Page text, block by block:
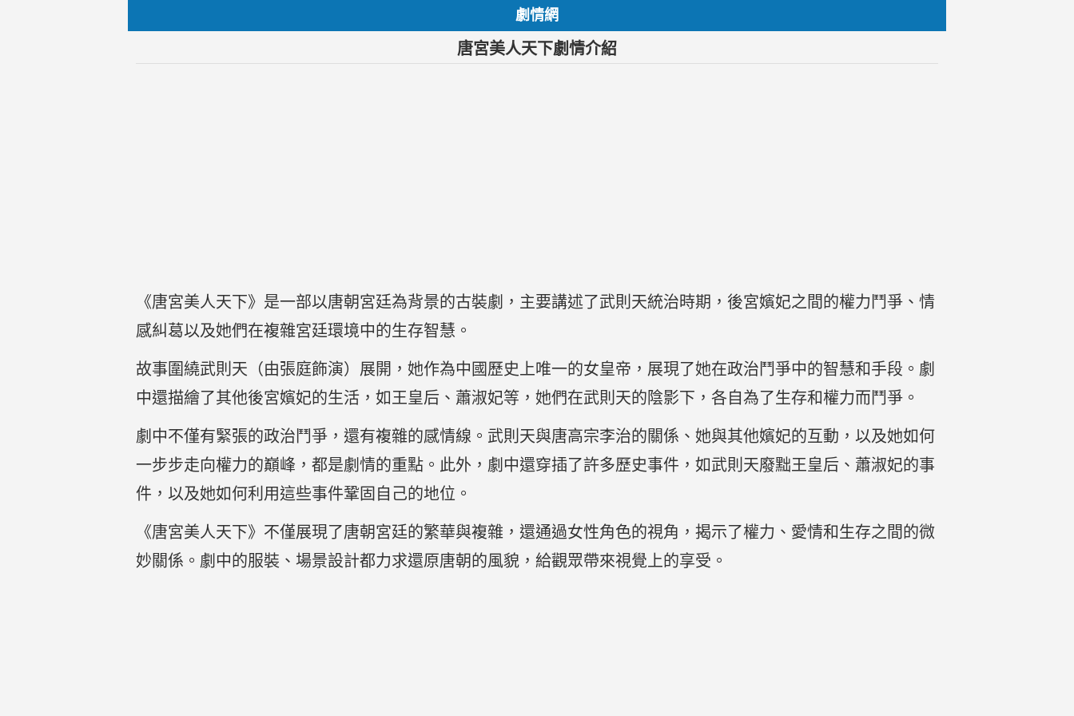
劇情網
唐宮美人天下劇情介紹
《唐宮美人天下》是一部以唐朝宮廷為背景的古裝劇，主要講述了武則天統治時期，後宮嬪妃之間的權力鬥爭、情
感糾葛以及她們在複雜宮廷環境中的生存智慧。
故事圍繞武則天（由張庭飾演）展開，她作為中國歷史上唯一的女皇帝，展現了她在政治鬥爭中的智慧和手段。劇
中還描繪了其他後宮嬪妃的生活，如王皇后、蕭淑妃等，她們在武則天的陰影下，各自為了生存和權力而鬥爭。
劇中不僅有緊張的政治鬥爭，還有複雜的感情線。武則天與唐高宗李治的關係、她與其他嬪妃的互動，以及她如何
一步步走向權力的巔峰，都是劇情的重點。此外，劇中還穿插了許多歷史事件，如武則天廢黜王皇后、蕭淑妃的事
件，以及她如何利用這些事件鞏固自己的地位。
《唐宮美人天下》不僅展現了唐朝宮廷的繁華與複雜，還通過女性角色的視角，揭示了權力、愛情和生存之間的微
妙關係。劇中的服裝、場景設計都力求還原唐朝的風貌，給觀眾帶來視覺上的享受。